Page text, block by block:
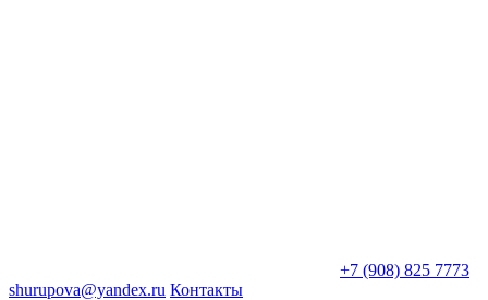
+7 (908) 825 7773
shurupova@yandex.ru Контакты